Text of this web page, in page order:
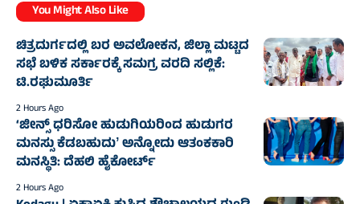
You Might Also Like
ಚಿತ್ರದುರ್ಗದಲ್ಲಿ ಬರ ಅವಲೋಕನ, ಜಿಲ್ಲಾ ಮಟ್ಟದ
ಸಭೆ ಬಳಿಕ ಸರ್ಕಾರಕ್ಕೆ ಸಮಗ್ರ ವರದಿ ಸಲ್ಲಿಕೆ:
ಟಿ.ರಘುಮೂರ್ತಿ
2 Hours Ago
‘ಜೀನ್ಸ್‌ ಧರಿಸೋ ಹುಡುಗಿಯರಿಂದ ಹುಡುಗರ
ಮನಸ್ಸು ಕೆಡಬಹುದುʼ ಅನ್ನೋದು ಆತಂಕಕಾರಿ
ಮನಸ್ಥಿತಿ: ದೆಹಲಿ ಹೈಕೋರ್ಟ್
2 Hours Ago